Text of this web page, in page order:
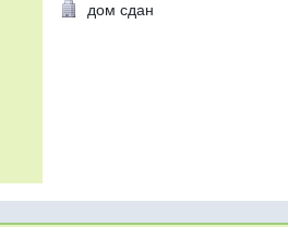
дом сдан